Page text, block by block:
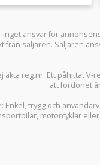
inget ansvar för
från säljaren. Säljaren
äkta reg.nr. Ett påhittat
att fordonet
: Enkel, trygg och
, motorcyklar